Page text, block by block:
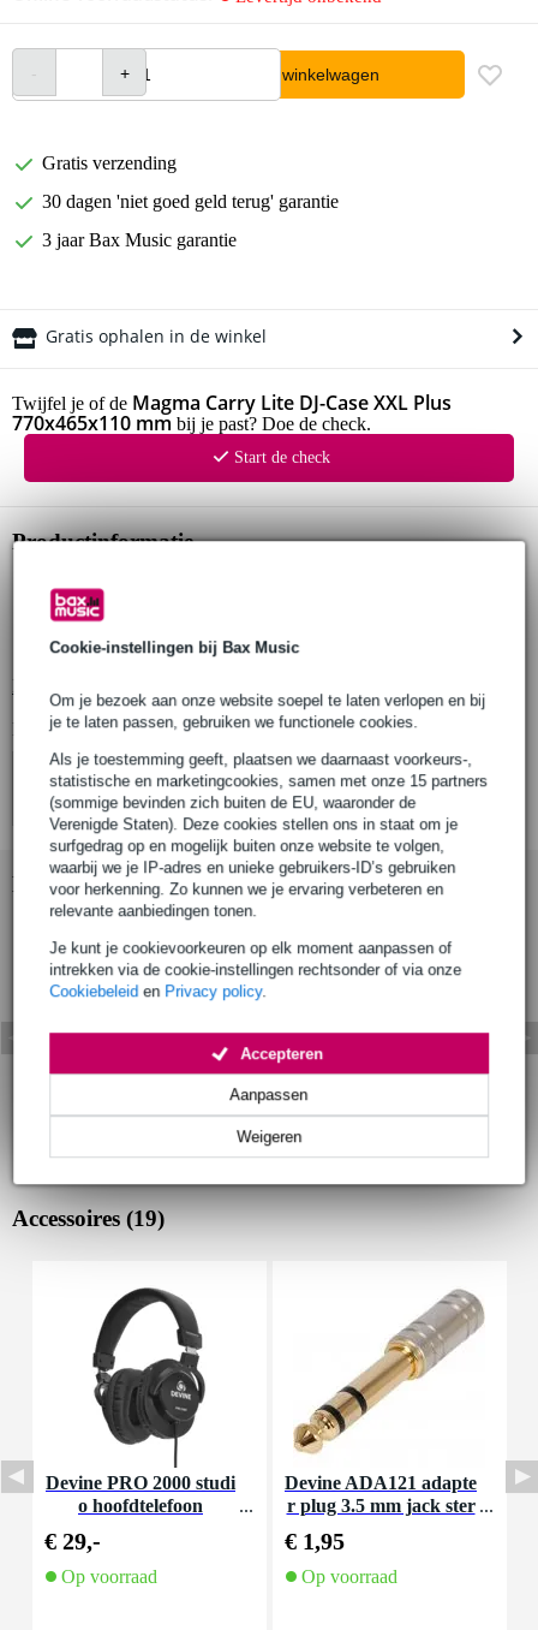
Cookie-instellingen bij Bax Music
Om je bezoek aan onze website soepel te laten verlopen en bij
je te laten passen, gebruiken we functionele cookies.
Als je toestemming geeft, plaatsen we daarnaast voorkeurs-,
statistische en marketingcookies, samen met onze 15 partners
(sommige bevinden zich buiten de EU, waaronder de
Verenigde Staten). Deze cookies stellen ons in staat om je
surfgedrag op en mogelijk buiten onze website te volgen,
waarbij we je IP-adres en unieke gebruikers-ID’s gebruiken
voor herkenning. Zo kunnen we je ervaring verbeteren en
relevante aanbiedingen tonen.
Je kunt je cookievoorkeuren op elk moment aanpassen of
intrekken via de cookie-instellingen rechtsonder of via onze
Cookiebeleid en Privacy policy.
Weigeren
Aanpassen
Accepteren
In winkelwagen
Gratis verzending
30 dagen 'niet goed geld terug' garantie
3 jaar Bax Music garantie
Gratis ophalen in de winkel
Twijfel je of de Magma Carry Lite DJ-Case XXL Plus
770x465x110 mm bij je past? Doe de check.
Start de check
Productinformatie
Magma flightcase
universeel
binnenafmetingen: 770 x 465 x 110 mm
Bekijk ook eens (4)
Bekijk ook eens (2)
Accessoires (19)
Devine PRO 2000 studi
o hoofdtelefoon
€ 29,-
Op voorraad
Devine ADA121 adapte
r plug 3.5 mm jack ster
€ 1,95
Op voorraad